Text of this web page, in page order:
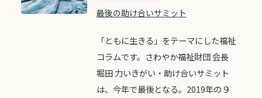
最後の助け合いサミット
「ともに生きる」をテーマにした福祉
コラムです。さわやか福祉財団 会長
堀田 力いきがい・助け合いサミット
は、今年で最後となる。2019年の９